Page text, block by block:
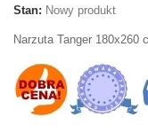
Stan: Nowy produkt
Narzuta Tanger 180x260